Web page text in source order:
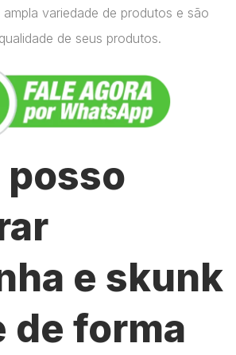
variedade de produtos e são
de seus produtos.
posso
e skunk
de forma